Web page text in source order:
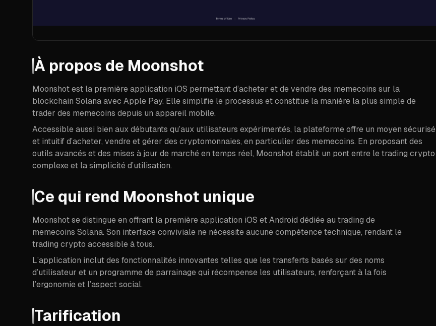
À propos de Moonshot
Moonshot est la première application iOS permettant d’acheter et de vendre des memecoins sur la
blockchain Solana avec Apple Pay. Elle simplifie le processus et constitue la manière la plus simple de
trader des memecoins depuis un appareil mobile.
Accessible aussi bien aux débutants qu’aux utilisateurs expérimentés, la plateforme offre un moyen sécurisé
et intuitif d’acheter, vendre et gérer des cryptomonnaies, en particulier des memecoins. En proposant des
outils avancés et des mises à jour de marché en temps réel, Moonshot établit un pont entre le trading crypto
complexe et la simplicité d’utilisation.
Ce qui rend Moonshot unique
Moonshot se distingue en offrant la première application iOS et Android dédiée au trading de
memecoins Solana. Son interface conviviale ne nécessite aucune compétence technique, rendant le
trading crypto accessible à tous.
L’application inclut des fonctionnalités innovantes telles que les transferts basés sur des noms
d’utilisateur et un programme de parrainage qui récompense les utilisateurs, renforçant à la fois
l’ergonomie et l’aspect social.
Tarification